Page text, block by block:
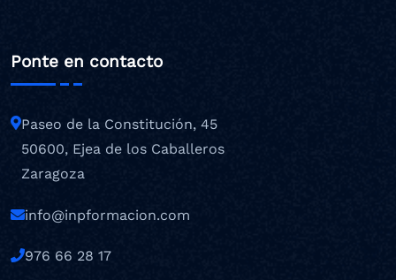
Ponte en contacto
Paseo de la Constitución, 45
50600, Ejea de los Caballeros
Zaragoza
info@inpformacion.com
976 66 28 17